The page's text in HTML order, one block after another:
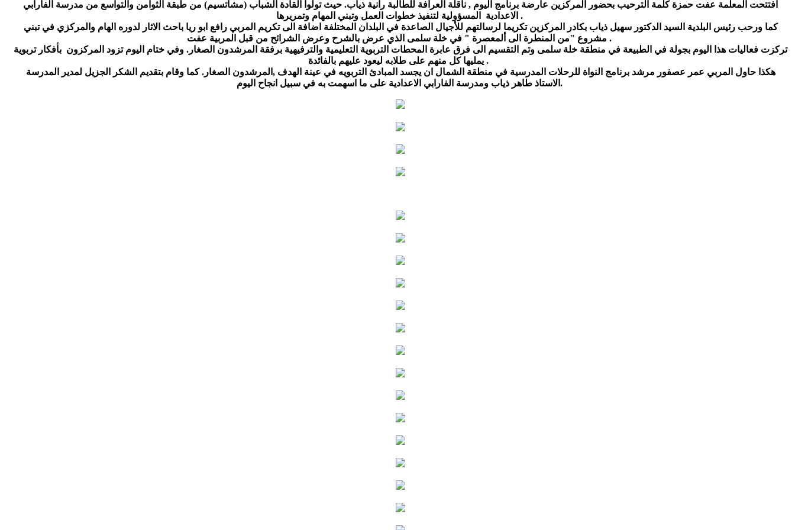
افتتحت المعلمة عفت حمزة كلمة الترحيب بحضور المركزين عارضة برنامج اليوم , ناقلة العرافة للطالبة رانية ذياب. حيث تولوا القادة الشباب (مشاتسيم) من طبقة الثوامن والتواسع من مدرسة الفارابي
الاعدادية المسؤولية لتنفيذ خطوات العمل وتبني المهام وتمريرها .
كما ورحب رئيس البلدية السيد الدكتور سهيل ذياب بكادر المركزين تكريما لرسالتهم للأجيال الصاعدة في البلدان المختلفة اضافة الى تكريم المربي رافع ابو ريا باحث الاثار لدوره الهام والمركزي في تبني
مشروع "من المنطرة الى ألمعصرة " في خلة سلمى الذي عرض بالشرح وعرض الشرائح من قبل المربية عفت .
تركزت فعاليات هذا اليوم بجولة في الطبيعة في منطقة خلة سلمى وتم التقسيم الى فرق عابرة المحطات التربوية التعليمية والترفيهية برفقة المرشدون الصغار. وفي ختام اليوم تزود المركزون بأفكار تربوية
يمليها كل منهم على طلابه ليعود عليهم بالفائدة.
هكذا حاول المربي عمر عصفور مرشد برنامج النواة للرحلات المدرسية في منطقة الشمال ان يجسد المبادئ التربويه في عينة الهدف ,المرشدون الصغار. كما وقام بتقديم الشكر الجزيل لمدير المدرسة
الاستاذ طاهر ذياب ومدرسة الفارابي الاعدادية على ما اسهمت به في سبيل انجاح اليوم.